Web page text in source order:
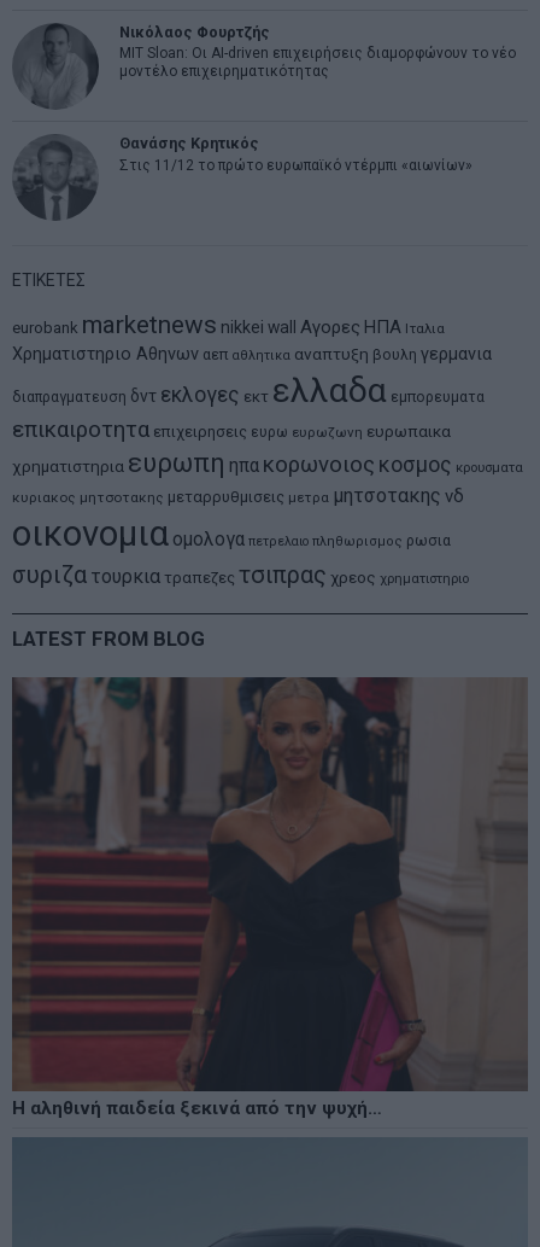
Νικόλαος Φουρτζής
MIT Sloan: Οι AI-driven επιχειρήσεις διαμορφώνουν το νέο
μοντέλο επιχειρηματικότητας
Θανάσης Κρητικός
Στις 11/12 το πρώτο ευρωπαϊκό ντέρμπι «αιωνίων»
ΕΤΙΚΕΤΕΣ
eurobank marketnews nikkei wall Αγορες ΗΠΑ Ιταλια
Χρηματιστηριο Αθηνων αεπ αθλητικα αναπτυξη βουλη γερμανια
διαπραγματευση δντ εκλογες εκτ ελλαδα εμπορευματα
επικαιροτητα επιχειρησεις ευρω ευρωζωνη ευρωπαικα
χρηματιστηρια ευρωπη ηπα κορωνοιος κοσμος κρουσματα
κυριακος μητσοτακης μεταρρυθμισεις μετρα μητσοτακης νδ
οικονομια ομολογα πετρελαιο πληθωρισμος ρωσια
συριζα τουρκια τραπεζες τσιπρας χρεος χρηματιστηριο
LATEST FROM BLOG
Η αληθινή παιδεία ξεκινά από την ψυχή…